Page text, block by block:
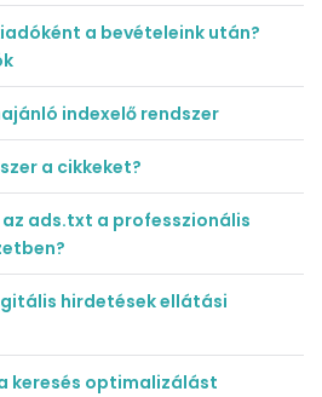
a bevételeink után?
indexelő rendszer
a cikkeket?
ads.txt a professzionális
hirdetések ellátási
keresés optimalizálást